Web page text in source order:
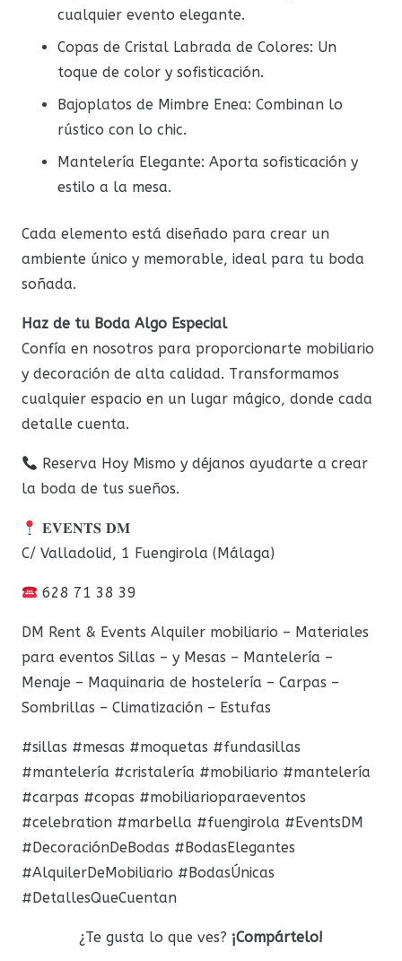
cualquier evento elegante.
Copas de Cristal Labrada de Colores: Un
toque de color y sofisticación.
Bajoplatos de Mimbre Enea: Combinan lo
rústico con lo chic.
Mantelería Elegante: Aporta sofisticación y
estilo a la mesa.
Cada elemento está diseñado para crear un
ambiente único y memorable, ideal para tu boda
soñada.
Haz de tu Boda Algo Especial
Confía en nosotros para proporcionarte mobiliario
y decoración de alta calidad. Transformamos
cualquier espacio en un lugar mágico, donde cada
detalle cuenta.
Reserva Hoy Mismo y déjanos ayudarte a crear
la boda de tus sueños.
𝐄𝐕𝐄𝐍𝐓𝐒 𝐃𝐌
C/ Valladolid, 1 Fuengirola (Málaga)
628 71 38 39
DM Rent & Events Alquiler mobiliario – Materiales
para eventos Sillas – y Mesas – Mantelería –
Menaje – Maquinaria de hostelería – Carpas –
Sombrillas – Climatización – Estufas
#sillas #mesas #moquetas #fundasillas
#mantelería #cristalería #mobiliario #mantelería
#carpas #copas #mobiliarioparaeventos
#celebration #marbella #fuengirola #EventsDM
#DecoraciónDeBodas #BodasElegantes
#AlquilerDeMobiliario #BodasÚnicas
#DetallesQueCuentan
¿Te gusta lo que ves? ¡Compártelo!